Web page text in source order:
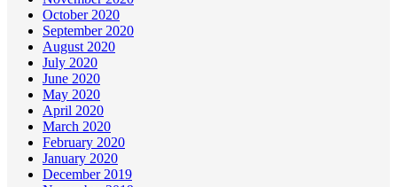
October 2020
September 2020
August 2020
July 2020
June 2020
May 2020
April 2020
March 2020
February 2020
January 2020
December 2019